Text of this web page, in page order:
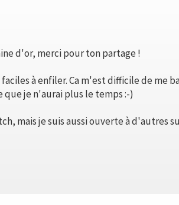
d'or, merci pour ton partage !
à enfiler. Ca m'est difficile de me
je n'aurai plus le temps :-)
mais je suis aussi ouverte à d'autres